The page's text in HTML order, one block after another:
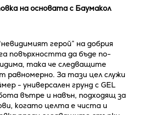
на основата с Баумакол
герой” на добрия
повърхността да бъде по-
така че следващите
равномерно. За тази цел служи
- универсален грунд с GEL
вътре и навън, подходящ за
когато целта е чиста и